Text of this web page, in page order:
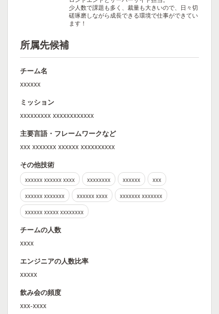
少人数で課題も多く、裁量も大きいので、日々切
磋琢磨しながら成長できる環境で仕事ができてい
ます！
所属先候補
チーム名
xxxxxx
ミッション
xxxxxxxxx xxxxxxxxxxxx
主要言語・フレームワークなど
xxx xxxxxxx xxxxxx xxxxxxxxxx
その他技術
xxxxxx xxxxxx xxxx xxxxxxxx xxxxxx
xxx
xxxxxx xxxxxxx
xxxxxx xxxx
xxxxxxx xxxxxxx
xxxxxx xxxxx xxxxxxxx
チームの人数
xxxx
エンジニアの人数比率
xxxxx
飲み会の頻度
xxx-xxxx